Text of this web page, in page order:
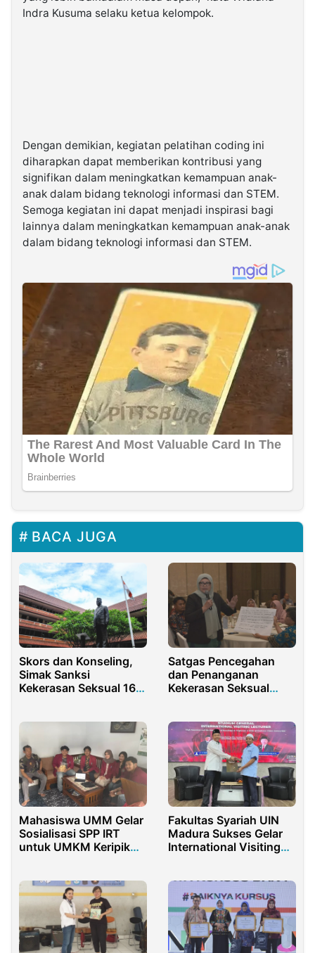
Indra Kusuma selaku ketua kelompok.
Dengan demikian, kegiatan pelatihan coding ini
diharapkan dapat memberikan kontribusi yang
signifikan dalam meningkatkan kemampuan anak-
anak dalam bidang teknologi informasi dan STEM.
Semoga kegiatan ini dapat menjadi inspirasi bagi
lainnya dalam meningkatkan kemampuan anak-anak
dalam bidang teknologi informasi dan STEM.
BACA JUGA
Skors dan Konseling,
Simak Sanksi
Kekerasan Seksual 16
Indonesia
Satgas Pencegahan
dan Penanganan
Kekerasan Seksual
Mahasiswa UMM Gelar
Sosialisasi SPP IRT
untuk UMKM Keripik
Fakultas Syariah UIN
Madura Sukses Gelar
International Visiting